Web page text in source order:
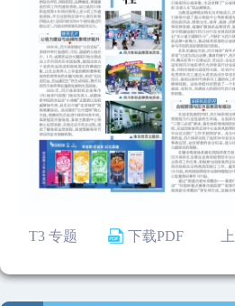
T3 专题 下载PDF